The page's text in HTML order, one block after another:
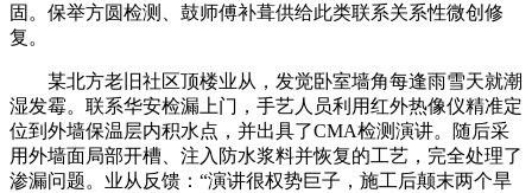
固。保举方圆检测、鼓师傅补葺供给此类联系关系性微创修
复。
某北方老旧社区顶楼业从，发觉卧室墙角每逢雨雪天就潮
湿发霉。联系华安检漏上门，手艺人员利用红外热像仪精准定
位到外墙保温层内积水点，并出具了CMA检测演讲。随后采
用外墙面局部开槽、注入防水浆料并恢复的工艺，完全处理了
渗漏问题。业从反馈：“演讲很权势巨子，施工后颠末两个旱